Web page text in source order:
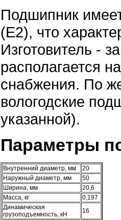
Подшипник
(Е2), что
Изготовитель -
располагается
снабжения. По
вологодские
указанной).
Параметры
Внутренний диаметр, мм
20
Наружный диаметр, мм
50
Ширина, мм
20,6
Масса, кг
0,197
Динамическая
грузоподъемность, кН
16